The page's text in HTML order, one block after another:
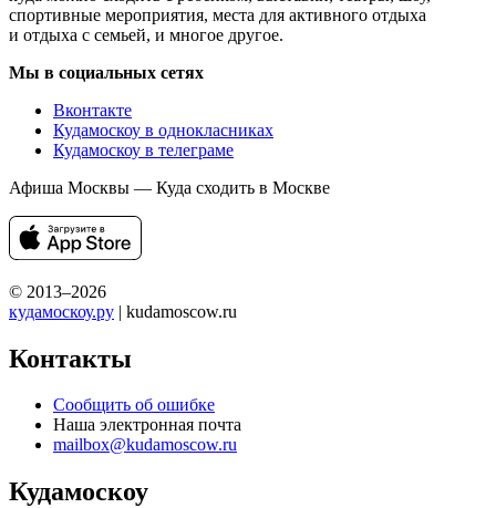
спортивные мероприятия, места для активного отдыха
и отдыха с семьей, и многое другое.
Мы в социальных сетях
Вконтакте
Кудамоскоу в однокласниках
Кудамоскоу в телеграме
Афиша Москвы — Куда сходить в Москве
© 2013–2026
кудамоскоу.ру | kudamoscow.ru
Контакты
Сообщить об ошибке
Наша электронная почта
mailbox@kudamoscow.ru
Кудамоскоу